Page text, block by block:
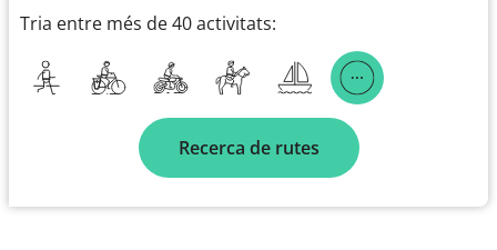
Tria entre més de 40 activitats:
Recerca de rutes